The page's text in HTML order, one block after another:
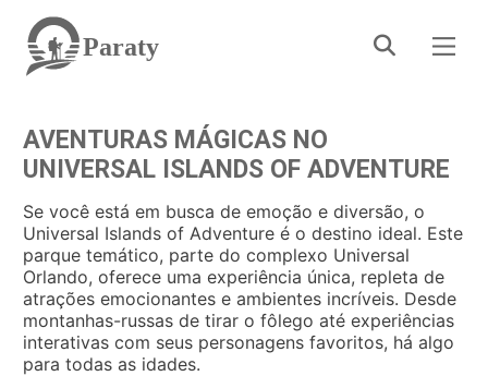
Paraty
AVENTURAS MÁGICAS NO
UNIVERSAL ISLANDS OF ADVENTURE
Se você está em busca de emoção e diversão, o
Universal Islands of Adventure é o destino ideal. Este
parque temático, parte do complexo Universal
Orlando, oferece uma experiência única, repleta de
atrações emocionantes e ambientes incríveis. Desde
montanhas-russas de tirar o fôlego até experiências
interativas com seus personagens favoritos, há algo
para todas as idades.